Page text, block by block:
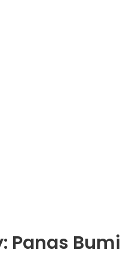
Panas Bumi